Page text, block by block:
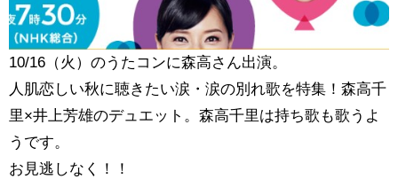
10/16（火）のうたコンに森高さん出演。
人肌恋しい秋に聴きたい涙・涙の別れ歌を特集！森高千
里×井上芳雄のデュエット。森高千里は持ち歌も歌うよ
うです。
お見逃しなく！！